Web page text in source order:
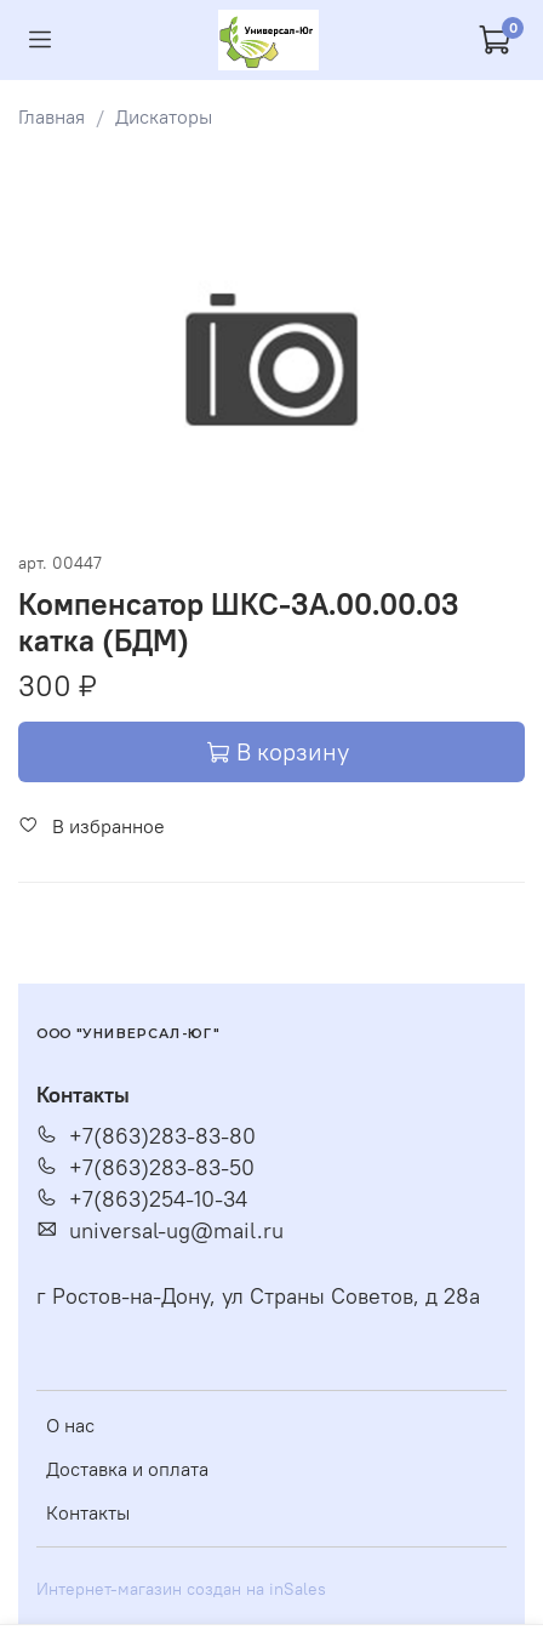
0
Главная Дискаторы
арт. 00447
Компенсатор ШКС-3А.00.00.03
катка (БДМ)
300 ₽
В корзину
В избранное
ООО "УНИВЕРСАЛ-ЮГ"
О нас
Доставка и оплата
Контакты
Контакты
+7(863)283-83-80
+7(863)283-83-50
+7(863)254-10-34
universal-ug@mail.ru
г Ростов-на-Дону, ул Страны Советов, д 28а
Интернет-магазин создан на inSales